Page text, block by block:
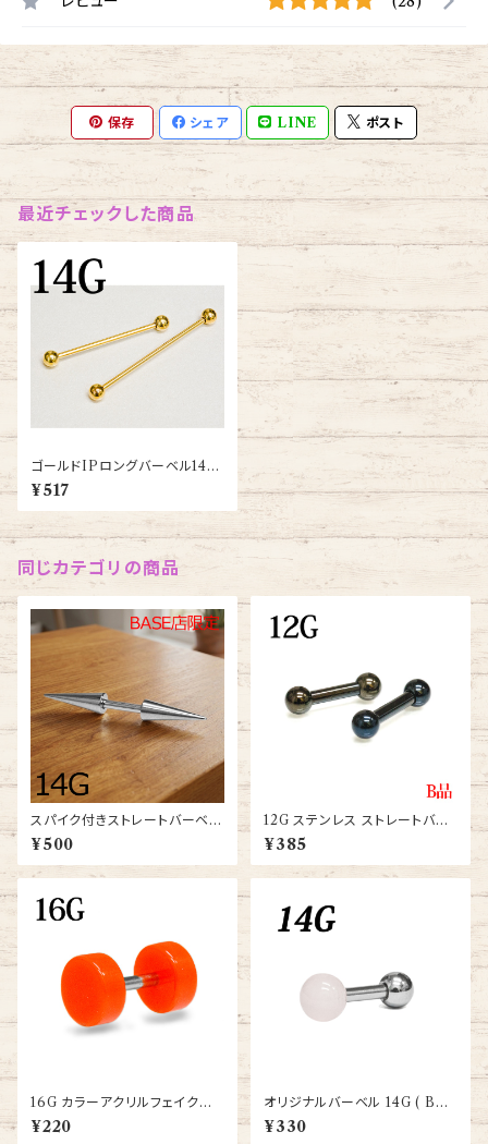
保存 シェア LINE ポスト
最近チェックした商品
ゴールドIPロングバーベル14G
(GDPB-14G-GP)
¥517
同じカテゴリの商品
スパイク付きストレートバーベル
14G (BB-ST028-31-14G-S
S)
¥500
12G ステンレス ストレートバー
ベル(BB-ST003-10-12G-B
K)
¥385
16G カラーアクリルフェイクプラ
グ(xsab8-ss-lbset-14g)
¥220
オリジナルバーベル 14G ( BB-
UV-ORI-14G-SS)
¥330